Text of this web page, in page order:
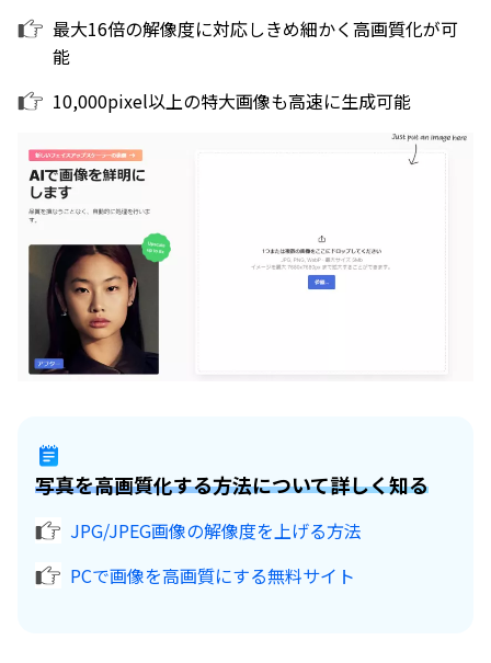
最大16倍の解像度に対応しきめ細かく高画質化が可
能
10,000pixel以上の特大画像も高速に生成可能
写真を高画質化する方法について詳しく知る
JPG/JPEG画像の解像度を上げる方法
PCで画像を高画質にする無料サイト